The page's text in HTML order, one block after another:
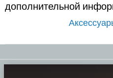
дополнительной